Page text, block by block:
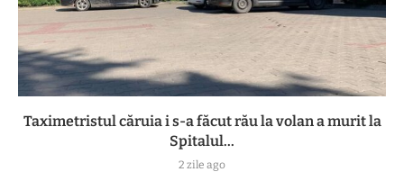
Taximetristul căruia i s-a făcut rău la volan a murit la
Spitalul...
2 zile ago